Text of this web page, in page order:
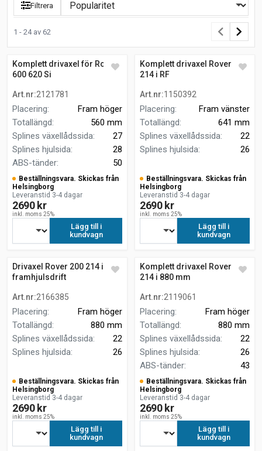
Filtrera
1 - 24 av 62
Komplett drivaxel för Rover
600 620 Si
Art.nr:2121781
Placering:
Fram höger
Totallängd:
560 mm
Splines växellådssida:
27
Splines hjulsida:
28
ABS-tänder: 50
Beställningsvara. Skickas från
Helsingborg
Leveranstid 3-4 dagar
2690 kr
inkl. moms 25%
Lägg till i
kundvagn
Komplett drivaxel Rover 200
214 i RF
Art.nr:1150392
Placering:
Fram vänster
Totallängd:
641 mm
Splines växellådssida:
22
Splines hjulsida: 26
Beställningsvara. Skickas från
Helsingborg
Leveranstid 3-4 dagar
2690 kr
inkl. moms 25%
Lägg till i
kundvagn
Drivaxel Rover 200 214 i
framhjulsdrift
Art.nr:2166385
Placering:
Fram höger
Totallängd:
880 mm
Splines växellådssida:
22
Splines hjulsida: 26
Beställningsvara. Skickas från
Helsingborg
Leveranstid 3-4 dagar
2690 kr
inkl. moms 25%
Lägg till i
kundvagn
Komplett drivaxel Rover 200
214 i 880 mm
Art.nr:2119061
Placering:
Fram höger
Totallängd:
880 mm
Splines växellådssida:
22
Splines hjulsida:
26
ABS-tänder: 43
Beställningsvara. Skickas från
Helsingborg
Leveranstid 3-4 dagar
2690 kr
inkl. moms 25%
Lägg till i
kundvagn